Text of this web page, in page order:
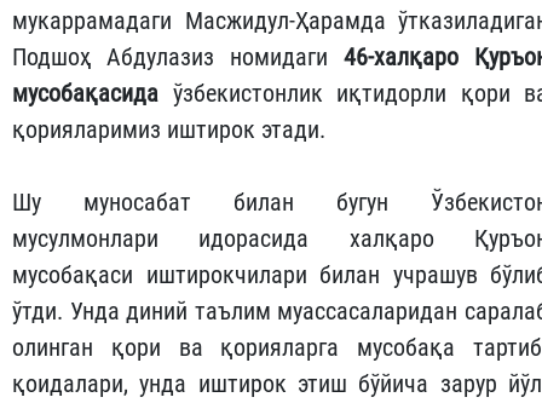
мукаррамадаги Масжидул-Ҳарамда
Подшоҳ Абдулазиз номидаги 46-халқаро
мусобақасида ўзбекистонлик иқтидорли қори
қорияларимиз иштирок этади.
Шу муносабат билан бугун
мусулмонлари идорасида халқаро
мусобақаси иштирокчилари билан учрашув
ўтди. Унда диний таълим муассасаларидан
олинган қори ва қорияларга мусобақа
қоидалари, унда иштирок этиш бўйича зарур